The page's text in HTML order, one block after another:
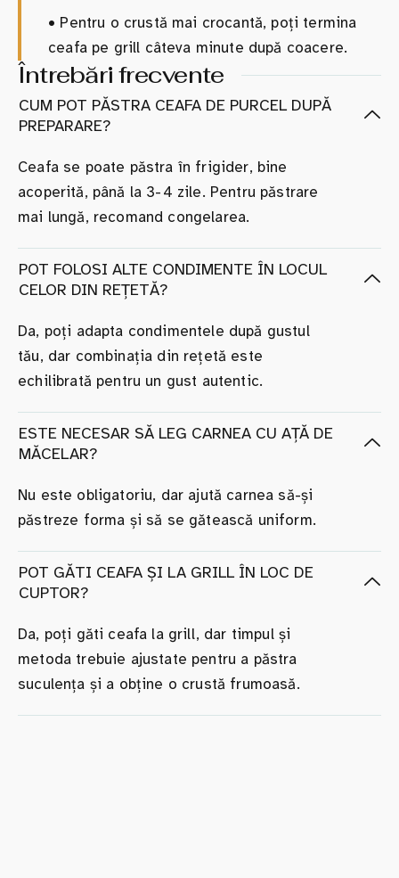
• Pentru o crustă mai crocantă, poți termina
ceafa pe grill câteva minute după coacere.
Întrebări frecvente
CUM POT PĂSTRA CEAFA DE PURCEL DUPĂ
PREPARARE?
Ceafa se poate păstra în frigider, bine
acoperită, până la 3-4 zile. Pentru păstrare
mai lungă, recomand congelarea.
POT FOLOSI ALTE CONDIMENTE ÎN LOCUL
CELOR DIN REȚETĂ?
Da, poți adapta condimentele după gustul
tău, dar combinația din rețetă este
echilibrată pentru un gust autentic.
ESTE NECESAR SĂ LEG CARNEA CU AȚĂ DE
MĂCELAR?
Nu este obligatoriu, dar ajută carnea să-și
păstreze forma și să se gătească uniform.
POT GĂTI CEAFA ȘI LA GRILL ÎN LOC DE
CUPTOR?
Da, poți găti ceafa la grill, dar timpul și
metoda trebuie ajustate pentru a păstra
suculența și a obține o crustă frumoasă.